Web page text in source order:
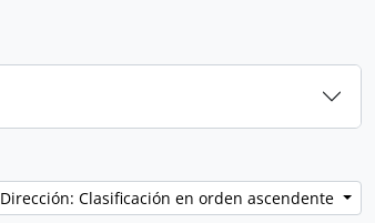
Dirección: Clasificación en orden ascendente